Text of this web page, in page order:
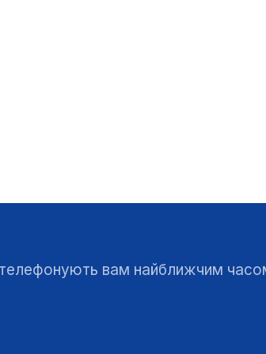
вам найближчим